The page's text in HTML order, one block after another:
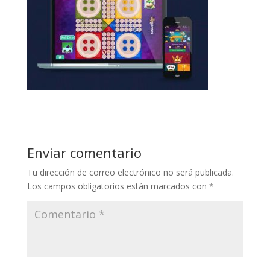
Enviar comentario
Tu dirección de correo electrónico no será publicada.
Los campos obligatorios están marcados con *